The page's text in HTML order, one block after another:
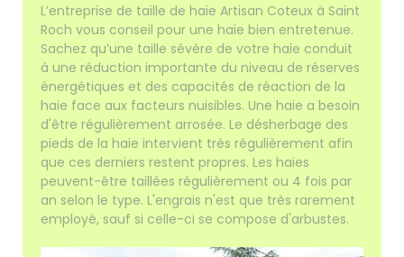
L’entreprise de taille de haie Artisan Coteux à Saint
Roch vous conseil pour une haie bien entretenue.
Sachez qu’une taille sévère de votre haie conduit
à une réduction importante du niveau de réserves
énergétiques et des capacités de réaction de la
haie face aux facteurs nuisibles. Une haie a besoin
d'être régulièrement arrosée. Le désherbage des
pieds de la haie intervient très régulièrement afin
que ces derniers restent propres. Les haies
peuvent-être taillées régulièrement ou 4 fois par
an selon le type. L'engrais n'est que très rarement
employé, sauf si celle-ci se compose d'arbustes.